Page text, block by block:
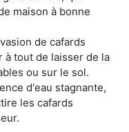
maison à bonne
de cafards
à tout de laisser de la
ou sur le sol.
d'eau stagnante,
les cafards